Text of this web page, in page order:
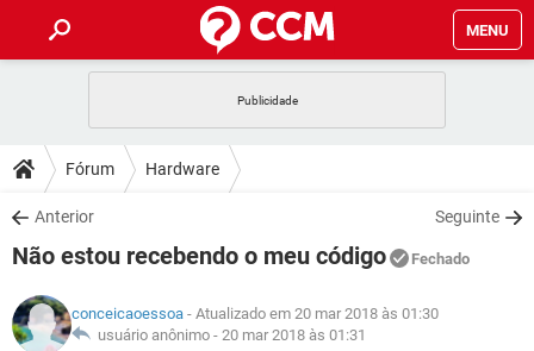
MENU
CELULAR
OUTLOOK
INSTAGRAM GMAIL
GUIA DE COMPRAS
DICAS
JOGOS
INSTAGRAM GMAIL
DOWNLOADS
JOGOS WHATSAPP
CELULAR
OUTLOOK EXCEL
JOGOS WHATSAPP
GLOSSÁRIO
Fórum Hardware
Anterior Seguinte
Não estou recebendo o meu código Fechado
conceicaoessoa - Atualizado em 20 mar 2018 às 01:30
usuário anônimo - 20 mar 2018 às 01:31